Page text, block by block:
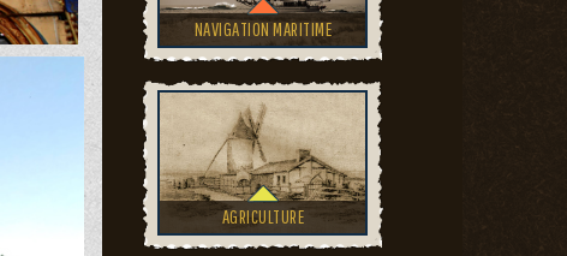
NAVIGATION MARITIME
AGRICULTURE